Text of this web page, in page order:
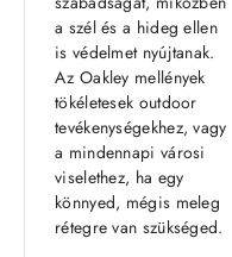
a szél és a hideg ellen
is védelmet nyújtanak.
Az Oakley mellények
tökéletesek outdoor
tevékenységekhez, vagy
a mindennapi városi
viselethez, ha egy
könnyed, mégis meleg
rétegre van szükséged.